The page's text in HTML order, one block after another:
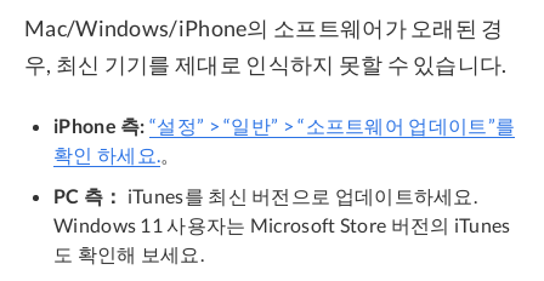
Mac/Windows/iPhone의 소프트웨어가 오래된 경
우, 최신 기기를 제대로 인식하지 못할 수 있습니다.
iPhone 측: “설정” > “일반” > “소프트웨어 업데이트”를
확인 하세요.
PC 측： iTunes를 최신 버전으로 업데이트하세요.
Windows 11 사용자는 Microsoft Store 버전의 iTunes
도 확인해 보세요.